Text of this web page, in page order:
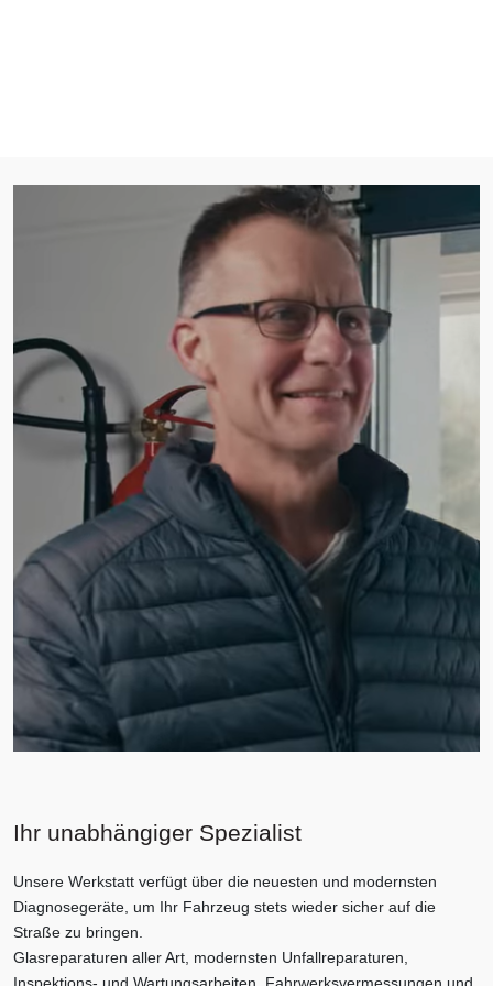
Ihr unabhängiger Spezialist
Unsere Werkstatt verfügt über die neuesten und modernsten
Diagnosegeräte, um Ihr Fahrzeug stets wieder sicher auf die
Straße zu bringen.
Glasreparaturen aller Art, modernsten Unfallreparaturen,